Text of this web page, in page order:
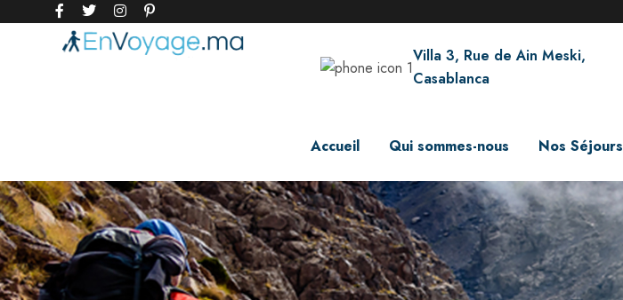
Villa 3, Rue de Ain Meski,
Casablanca
Accueil Qui sommes-nous Nos Séjours